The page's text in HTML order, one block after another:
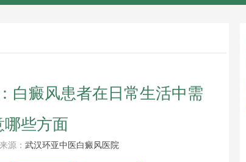
白癜风患者在日常生活中需
哪些方面
源： 武汉环亚中医白癜风医院